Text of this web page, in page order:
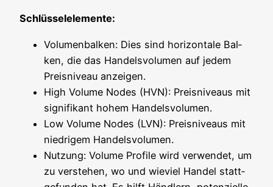
Schlüs­sel­ele­men­te:
Volu­men­bal­ken: Dies sind hori­zon­ta­le Bal­
ken, die das Han­dels­vo­lu­men auf jedem
Preis­ni­veau anzeigen.
High Volu­me Nodes (HVN): Preis­ni­veaus mit
signi­fi­kant hohem Handelsvolumen.
Low Volu­me Nodes (LVN): Preis­ni­veaus mit
nied­ri­gem Handelsvolumen.
Nut­zung: Volu­me Pro­fi­le wird ver­wen­det, um
zu ver­ste­hen, wo und wie­viel Han­del statt­